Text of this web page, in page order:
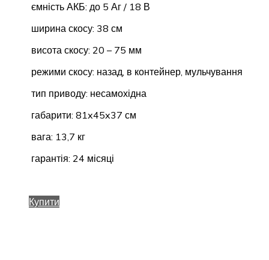
ємність АКБ: до 5 Аг / 18 В
ширина скосу: 38 см
висота скосу: 20 – 75 мм
режими скосу: назад, в контейнер, мульчування
тип приводу: несамохідна
габарити: 81x45x37 см
вага: 13,7 кг
гарантія: 24 місяці
Купити